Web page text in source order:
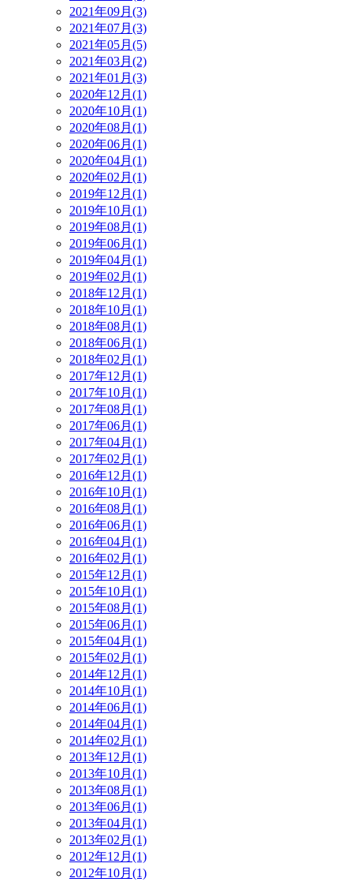
2021年09月(3)
2021年07月(3)
2021年05月(5)
2021年03月(2)
2021年01月(3)
2020年12月(1)
2020年10月(1)
2020年08月(1)
2020年06月(1)
2020年04月(1)
2020年02月(1)
2019年12月(1)
2019年10月(1)
2019年08月(1)
2019年06月(1)
2019年04月(1)
2019年02月(1)
2018年12月(1)
2018年10月(1)
2018年08月(1)
2018年06月(1)
2018年02月(1)
2017年12月(1)
2017年10月(1)
2017年08月(1)
2017年06月(1)
2017年04月(1)
2017年02月(1)
2016年12月(1)
2016年10月(1)
2016年08月(1)
2016年06月(1)
2016年04月(1)
2016年02月(1)
2015年12月(1)
2015年10月(1)
2015年08月(1)
2015年06月(1)
2015年04月(1)
2015年02月(1)
2014年12月(1)
2014年10月(1)
2014年06月(1)
2014年04月(1)
2014年02月(1)
2013年12月(1)
2013年10月(1)
2013年08月(1)
2013年06月(1)
2013年04月(1)
2013年02月(1)
2012年12月(1)
2012年10月(1)